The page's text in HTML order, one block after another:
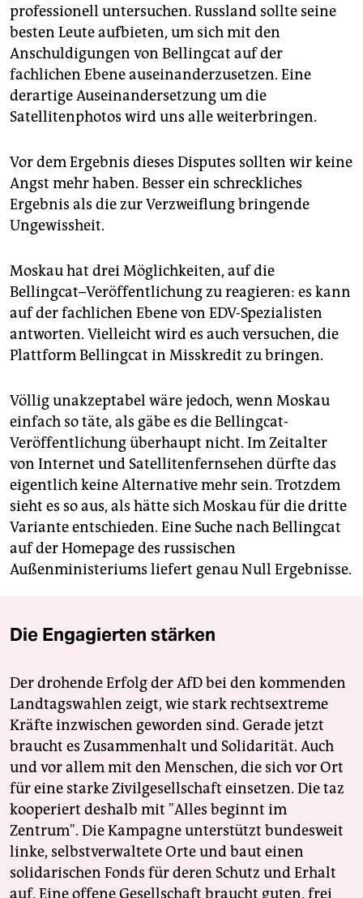
professionell untersuchen. Russland sollte seine
besten Leute aufbieten, um sich mit den
Anschuldigungen von Bellingcat auf der
fachlichen Ebene auseinanderzusetzen. Eine
derartige Auseinandersetzung um die
Satellitenphotos wird uns alle weiterbringen.
Vor dem Ergebnis dieses Disputes sollten wir keine
Angst mehr haben. Besser ein schreckliches
Ergebnis als die zur Verzweiflung bringende
Ungewissheit.
Moskau hat drei Möglichkeiten, auf die
Bellingcat–Veröffentlichung zu reagieren: es kann
auf der fachlichen Ebene von EDV-Spezialisten
antworten. Vielleicht wird es auch versuchen, die
Plattform Bellingcat in Misskredit zu bringen.
Völlig unakzeptabel wäre jedoch, wenn Moskau
einfach so täte, als gäbe es die Bellingcat-
Veröffentlichung überhaupt nicht. Im Zeitalter
von Internet und Satellitenfernsehen dürfte das
eigentlich keine Alternative mehr sein. Trotzdem
sieht es so aus, als hätte sich Moskau für die dritte
Variante entschieden. Eine Suche nach Bellingcat
auf der Homepage des russischen
Außenministeriums liefert genau Null Ergebnisse.
Die Engagierten stärken
Der drohende Erfolg der AfD bei den kommenden
Landtagswahlen zeigt, wie stark rechtsextreme
Kräfte inzwischen geworden sind. Gerade jetzt
braucht es Zusammenhalt und Solidarität. Auch
und vor allem mit den Menschen, die sich vor Ort
für eine starke Zivilgesellschaft einsetzen. Die taz
kooperiert deshalb mit "Alles beginnt im
Zentrum". Die Kampagne unterstützt bundesweit
linke, selbstverwaltete Orte und baut einen
solidarischen Fonds für deren Schutz und Erhalt
auf. Eine offene Gesellschaft braucht guten, frei